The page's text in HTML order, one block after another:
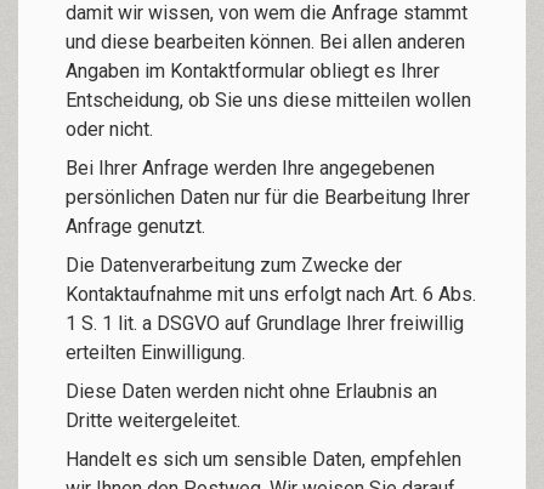
damit wir wissen, von wem die Anfrage stammt
und diese bearbeiten können. Bei allen anderen
Angaben im Kontaktformular obliegt es Ihrer
Entscheidung, ob Sie uns diese mitteilen wollen
oder nicht.
Bei Ihrer Anfrage werden Ihre angegebenen
persönlichen Daten nur für die Bearbeitung Ihrer
Anfrage genutzt.
Die Datenverarbeitung zum Zwecke der
Kontaktaufnahme mit uns erfolgt nach Art. 6 Abs.
1 S. 1 lit. a DSGVO auf Grundlage Ihrer freiwillig
erteilten Einwilligung.
Diese Daten werden nicht ohne Erlaubnis an
Dritte weitergeleitet.
Handelt es sich um sensible Daten, empfehlen